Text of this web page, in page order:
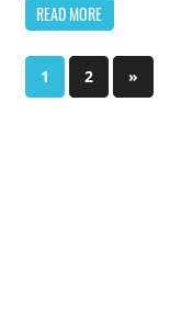
READ MORE
1 2
Next
Posts
»